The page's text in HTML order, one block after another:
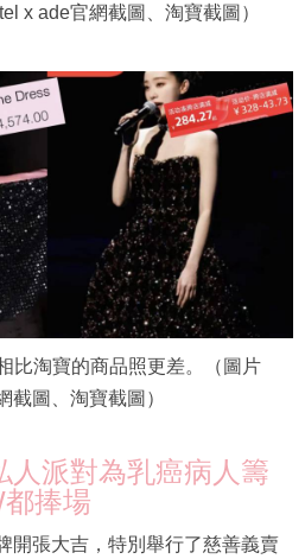
x ade官網截圖、淘寶截圖）
比淘寶的商品照更差。（圖片
截圖、淘寶截圖）
人派對為乳癌病人籌
捧場
開張大吉，特別舉行了慈善義賣